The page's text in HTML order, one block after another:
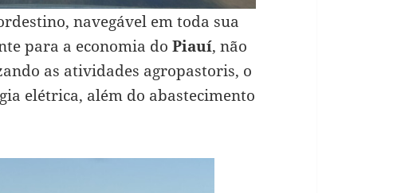
navegável em toda sua
para a economia do Piauí, não
as atividades agropastoris, o
elétrica, além do abastecimento